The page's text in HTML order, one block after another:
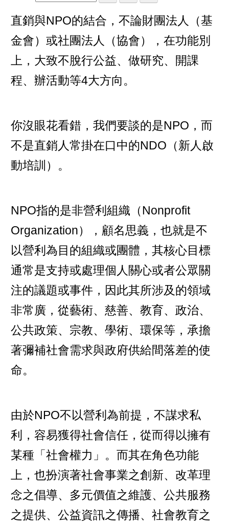
直銷與NPO的結合，不論財團法人（基
金會）或社團法人（協會），在功能別
上，大致不脫行公益、做研究、開課
程、辦活動等4大方向。
你沒眼花看錯，我們要談的是NPO，而
不是直銷人常掛在口中的NDO（新人啟
動培訓）。
NPO指的是非營利組織（Nonprofit
Organization），顧名思義，也就是不
以營利 為目的組織或團體 ，其核心目標
通常是支持或處理個人關心或者公眾關
注的議題或事件，因此其所涉及的領域
非常廣，從藝術、 慈善、 教育、 政治、
公共政策、 宗教、 學術、 環保等，承擔
著彌補社會需求與政府供給間落差的使
命。
由於NPO不以營利為前提，不謀求私
利，容易獲得社會信任，從而得以擁有
某種「社會權力」。而其在角色功能
上，也扮演著社會事業之創新、改革理
念之倡導、多元價值之維護、公共服務
之提供、公益資訊之傳播、社會教育之